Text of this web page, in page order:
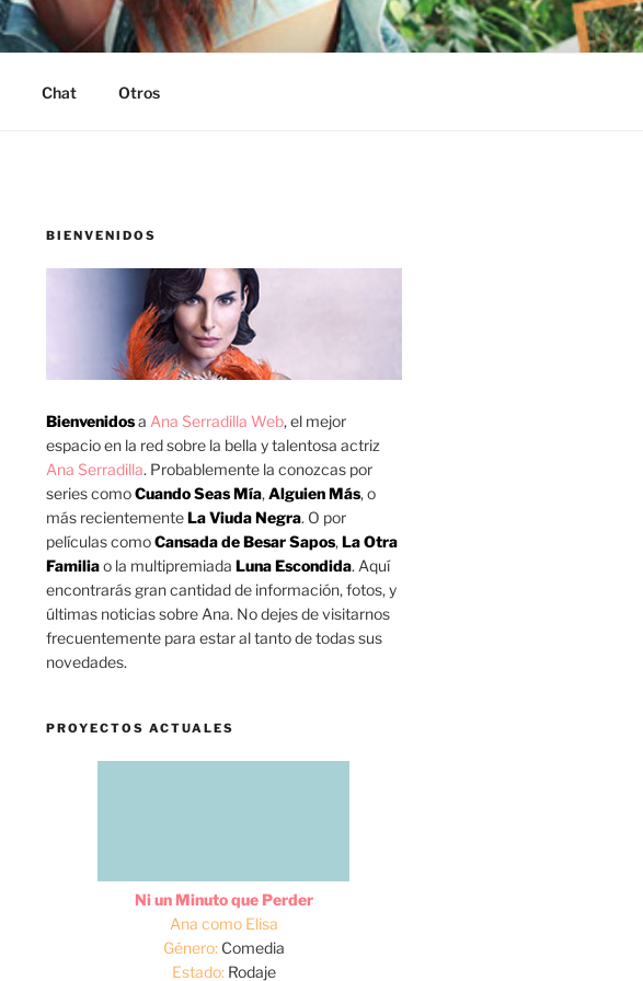
Chat Otros
BIENVENIDOS
Bienvenidosa Ana Serradilla Web, el mejor
espacio en la red sobre la bella y talentosa actriz
Ana Serradilla. Probablemente la conozcas por
series comoCuando Seas Mía,Alguien Más, o
más recientementeLa Viuda Negra. O por
películas comoCansada de Besar Sapos,La Otra
Familiao la multipremiada Luna Escondida. Aquí
encontrarás gran cantidad de información, fotos, y
últimas noticias sobre Ana. No dejes de visitarnos
frecuentemente para estar al tanto de todas sus
novedades.
PROYECTOS ACTUALES
Ni un Minuto que Perder
Ana como Elisa
Género:Comedia
Estado:Rodaje